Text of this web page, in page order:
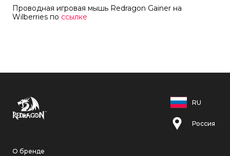
Проводная игровая мышь Redragon Gainer на
Wilberries по ссылке
О бренде
RU
Россия